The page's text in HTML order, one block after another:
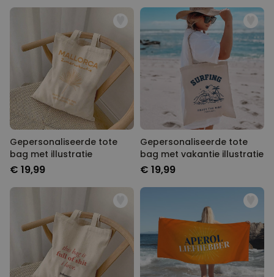
Gepersonaliseerde tote
bag met illustratie
€ 19,99
Gepersonaliseerde tote
bag met vakantie illustratie
€ 19,99